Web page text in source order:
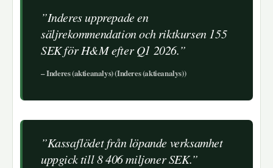
”Inderes upprepade en
säljrekommendation och riktkursen 155
SEK för H&M efter Q1 2026.”
– Inderes (aktieanalys) (Inderes (aktieanalys))
”Kassaflödet från löpande verksamhet
uppgick till 8 406 miljoner SEK.”